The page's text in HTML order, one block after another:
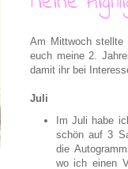
Am Mittwoch stellte
euch meine 2.
damit ihr bei
Juli
Im Juli habe
schön auf 3
die
wo ich einen